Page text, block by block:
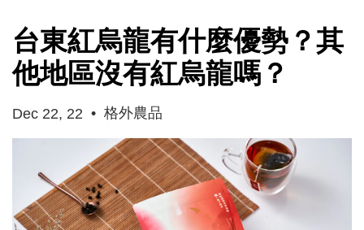
台東紅烏龍有什麼優勢？其
他地區沒有紅烏龍嗎？
Dec 22, 22 • 格外農品